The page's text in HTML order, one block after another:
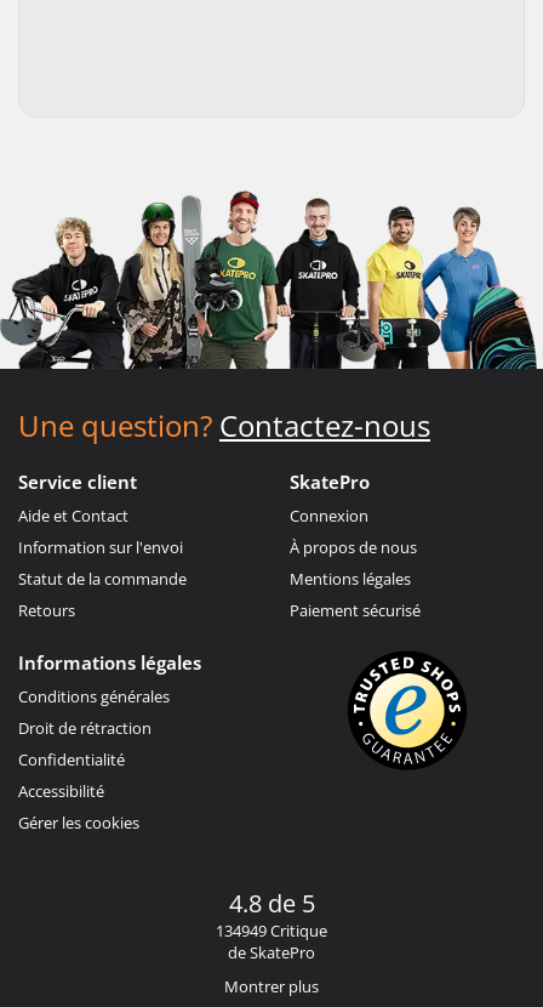
Une question? Contactez-nous
Service client
Aide et Contact
Information sur l'envoi
Statut de la commande
Retours
SkatePro
Connexion
À propos de nous
Mentions légales
Paiement sécurisé
Informations légales
Conditions générales
Droit de rétraction
Confidentialité
Accessibilité
Gérer les cookies
4.8 de 5
134949 Critique
de SkatePro
Montrer plus